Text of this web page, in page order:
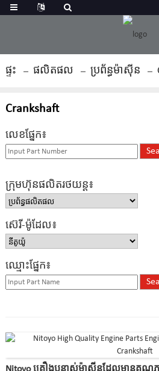
ផ្ទះ ផលិតផល ប្រព័ន្ធម៉ាស៊ីន
Crankshaft
លេខផ្នែក៖
ក្រុមហ៊ុនផលិតរថយន្ត៖
ស៊េរី-ម៉ូដែល៖
ឈ្មោះផ្នែក៖